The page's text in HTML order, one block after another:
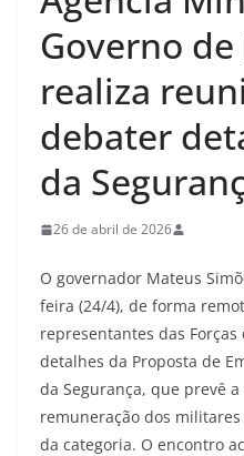
Governo
realiza
debater
da
26 de abril de 2026
O governador Mateus
feira (24/4), de forma
representantes das
detalhes da Proposta de
da Segurança, que prevê
remuneração dos
da categoria. O encontro